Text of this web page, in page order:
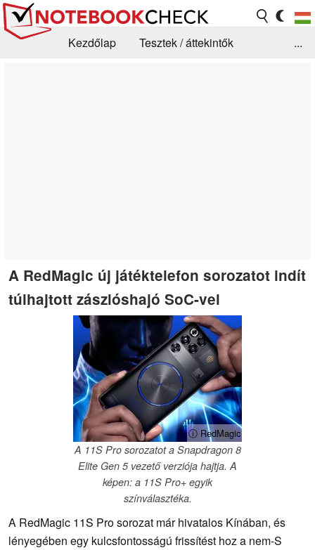
Kezdőlap
Tesztek / áttekintők
...
A RedMagic új játéktelefon sorozatot indít
túlhajtott zászlóshajó SoC-vel
ⓘ RedMagic
A 11S Pro sorozatot a Snapdragon 8
Elite Gen 5 vezető verziója hajtja. A
képen: a 11S Pro+ egyik
színválasztéka.
A RedMagic 11S Pro sorozat már hivatalos Kínában, és
lényegében egy kulcsfontosságú frissítést hoz a nem-S